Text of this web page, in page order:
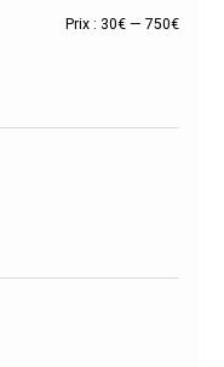
Prix
Prix
Prix : 30€ —750€